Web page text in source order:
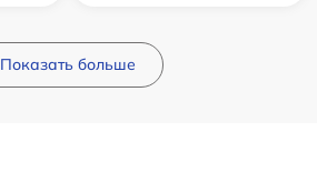
Показать больше